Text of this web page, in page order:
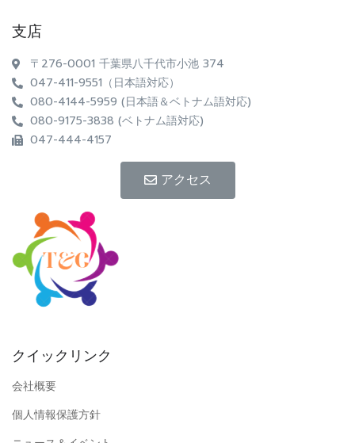
支店
〒276-0001 千葉県八千代市小池 374
047-411-9551（日本語対応）
080-4144-5959 (日本語＆ベトナム語対応)
080-9175-3838 (ベトナム語対応)
047-444-4157
アクセス
クイックリンク
会社概要
個人情報保護方針